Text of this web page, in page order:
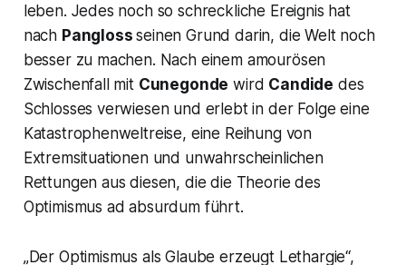
leben. Jedes noch so schreckliche Ereignis hat
nach Pangloss seinen Grund darin, die Welt noch
besser zu machen. Nach einem amourösen
Zwischenfall mit Cunegonde wird Candide des
Schlosses verwiesen und erlebt in der Folge eine
Katastrophenweltreise, eine Reihung von
Extremsituationen und unwahrscheinlichen
Rettungen aus diesen, die die Theorie des
Optimismus ad absurdum führt.
„Der Optimismus als Glaube erzeugt Lethargie“,